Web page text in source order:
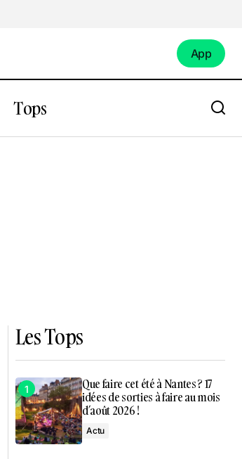
App
Tops
Les Tops
Que faire cet été à Nantes ? 17
idées de sorties à faire au mois
d’août 2026 !
Actu